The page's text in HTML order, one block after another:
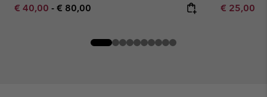
Minimum sale price:
€ 40,00 - Maximum price:
€ 80,00 Minimum
€ 25,00